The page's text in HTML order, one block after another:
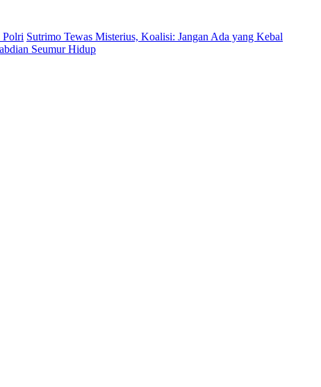
Polri Sutrimo Tewas Misterius, Koalisi: Jangan Ada yang Kebal
Seumur Hidup